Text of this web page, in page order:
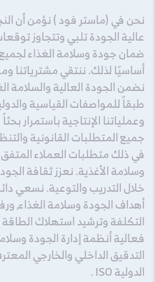
نحن في (ماستر فود ) نؤمن أن
عالية الجودة تلبي وتتجاوز
ضمان جودة وسلامة الغذاء
أساسيًا لذلك. ننتقي مشترياتنا
نضمن الجودة العالية والسلامة
طبقاً للمواصفات القياسية
وعملياتنا الإنتاجية باستمرار
جميع المتطلبات القانونية
في ذلك متطلبات العملاء
وسلامة الأغذية. نعزز ثقافة
خلال التدريب والتوعية. نسعي
أهداف الجودة وسلامة الغذاء,
التكلفة وترشيد استهلاك
فعالية أنظمة إدارة الجودة
التدقيق الداخلي والخارجي
الدولية ISO .